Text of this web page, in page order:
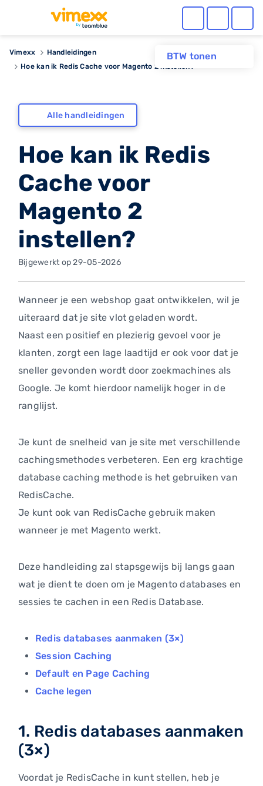
BTW tonen
Vimexx
Handleidingen
Hoe kan ik Redis Cache voor Magento 2 instellen?
Alle handleidingen
Hoe kan ik Redis
Cache voor
Magento 2
instellen?
Bijgewerkt op 29-05-2026
Wanneer je een webshop gaat ontwikkelen, wil je
uiteraard dat je site vlot geladen wordt.
Naast een positief en plezierig gevoel voor je
klanten, zorgt een lage laadtijd er ook voor dat je
sneller gevonden wordt door zoekmachines als
Google. Je komt hierdoor namelijk hoger in de
ranglijst.
Je kunt de snelheid van je site met verschillende
cachingsmethodes verbeteren. Een erg krachtige
database caching methode is het gebruiken van
RedisCache.
Je kunt ook van RedisCache gebruik maken
wanneer je met Magento werkt.
Deze handleiding zal stapsgewijs bij langs gaan
wat je dient te doen om je Magento databases en
sessies te cachen in een Redis Database.
Redis databases aanmaken (3×)
Session Caching
Default en Page Caching
Cache legen
1. Redis databases aanmaken
(3×)
Voordat je RedisCache in kunt stellen, heb je